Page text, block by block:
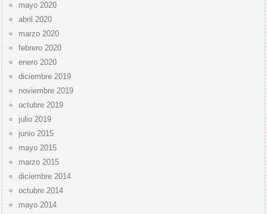
mayo 2020
abril 2020
marzo 2020
febrero 2020
enero 2020
diciembre 2019
noviembre 2019
octubre 2019
julio 2019
junio 2015
mayo 2015
marzo 2015
diciembre 2014
octubre 2014
mayo 2014